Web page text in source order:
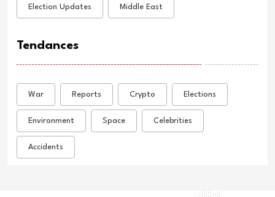
Election Updates Middle East
Tendances
War Reports Crypto Elections
Environment Space Celebrities
Accidents